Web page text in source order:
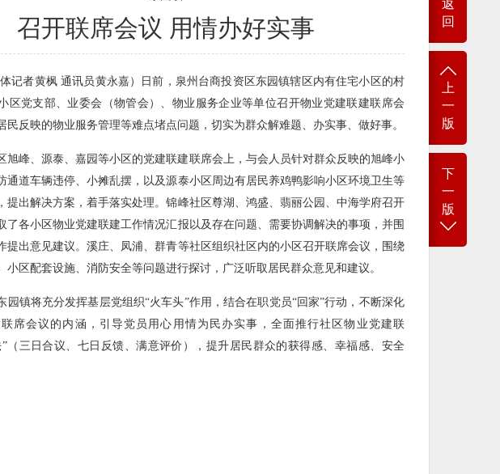
返
回
上
一
版
下
一
版
召开联席会议 用情办好实事
记者黄枫 通讯员黄永嘉）日前，泉州台商投资区东园镇辖区内有住宅小区的村
区党支部、业委会（物管会）、物业服务企业等单位召开物业党建联建联席会
民反映的物业服务管理等难点堵点问题，切实为群众解难题、办实事、做好事。
旭峰、源泰、嘉园等小区的党建联建联席会上，与会人员针对群众反映的旭峰小
通道车辆违停、小摊乱摆，以及源泰小区周边有居民养鸡鸭影响小区环境卫生等
提出解决方案，着手落实处理。锦峰社区尊湖、鸿盛、翡丽公园、中海学府召开
了各小区物业党建联建工作情况汇报以及存在问题、需要协调解决的事项，并围
提出意见建议。溪庄、凤浦、群青等社区组织社区内的小区召开联席会议，围绕
小区配套设施、消防安全等问题进行探讨，广泛听取居民群众意见和建议。
园镇将充分发挥基层党组织“火车头”作用，结合在职党员“回家”行动，不断深化
席会议的内涵，引导党员用心用情为民办实事，全面推行社区物业党建联
（三日合议、七日反馈、满意评价），提升居民群众的获得感、幸福感、安全